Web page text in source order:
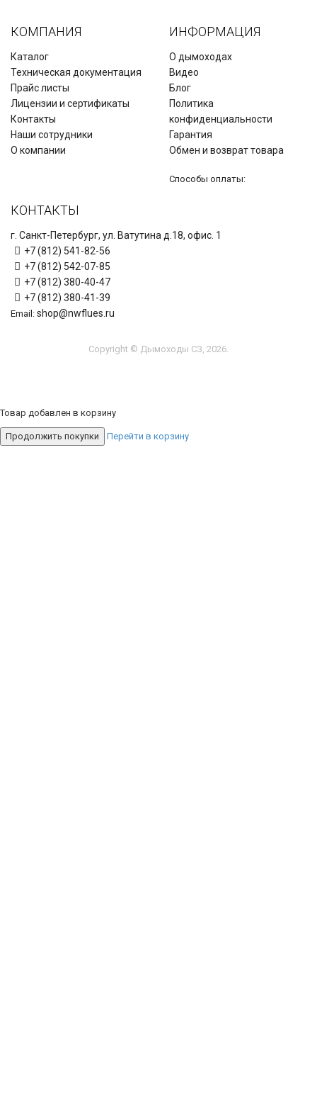
КОМПАНИЯ
Каталог
Техническая документация
Прайс листы
Лицензии и сертификаты
Контакты
Наши сотрудники
О компании
ИНФОРМАЦИЯ
О дымоходах
Видео
Блог
Политика
конфиденциальности
Гарантия
Обмен и возврат товара
Способы оплаты:
КОНТАКТЫ
г. Санкт-Петербург, ул. Ватутина д.18, офис. 1
+7 (812) 541-82-56
+7 (812) 542-07-85
+7 (812) 380-40-47
+7 (812) 380-41-39
Email: shop@nwflues.ru
Copyright © Дымоходы СЗ, 2026.
Товар добавлен в корзину
Продолжить покупки Перейти в корзину